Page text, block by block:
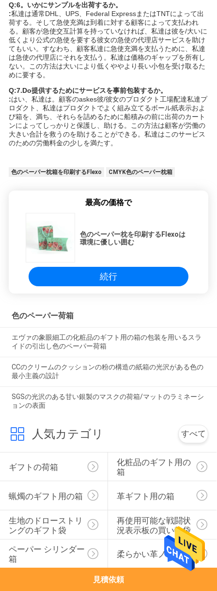
Q:6。いかにサンプルを出荷するか。
:私達は通常DHL、UPS、Federal ExpressまたはTNTによって出
荷する。そして急使充満は到着に対する顧客によって支払われ
る。顧客が急使交互計算を持っていなければ、私達は彼を/大いに
低くより公式の急使を要する彼女の急使の代理店サービスを助け
てもいい。すなわち、顧客私達に急使充満を支払うために、私達
は急使の代理店にそれを支払う。私達は価格のギャップを所有し
ない。この方法は大いにより低くややより長い小包を受け取るた
めに要する。
Q:7.Do提供するためにサービスを事前包装するか。
:はい、私達は。顧客のaskes彼/彼女のプロダクト工場配達私達プ
ロダクト、私達はプロダクトでよく組み立てるボール紙表示およ
び箱を、満ち、それらを詰めるために船積みの前に出荷のカート
ンによってしっかりと保護し、助ける。この方法は顧客が労働の
大きい合計を救うのを助けることができる。私達はこのサービス
のための労働料金の少しを満たす。
色のペーパー枕箱を印刷するFlexo CMYK色のペーパー枕箱
最高の価格で
色のペーパー枕を印刷するFlexoは
環境に優しい囲む
続行
色のペーパー荷箱
エヴァの象眼細工の化粧品のギフト用の箱の包装を用いるスラ
イドの引出し色のペーパー荷箱
CCのクリームのクッションの粉の構造の紙箱の光沢がある色の
最小主義の設計
SGSの光沢のある甘い銀製のマスクの荷箱/マットのラミネーシ
ョンの表面
人気カテゴリ すべて
ギフトの荷箱
化粧品のギフト用の
箱
蝋燭のギフト用の箱 革ギフト用の箱
生地のドローストリ
ングのギフト袋
再使用可能な戦闘状
況表示板の買い物袋
ペーパー シリンダー
箱
柔らかい革ノート
見積依頼